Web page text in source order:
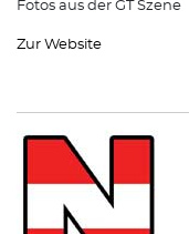
Fotos aus der GT Szene
Zur Website